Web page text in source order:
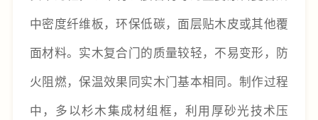
中密度纤维板，环保低碳，面层贴木皮或其他覆
面材料。实木复合门的质量较轻，不易变形，防
火阻燃，保温效果同实木门基本相同。制作过程
中，多以杉木集成材组框，利用厚砂光技术压